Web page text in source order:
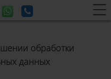
обработки
данных